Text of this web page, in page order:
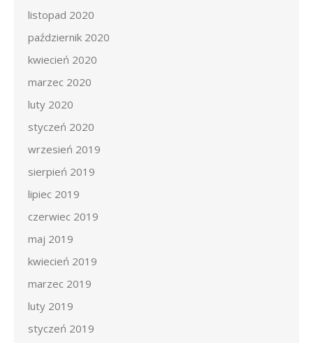
listopad 2020
październik 2020
kwiecień 2020
marzec 2020
luty 2020
styczeń 2020
wrzesień 2019
sierpień 2019
lipiec 2019
czerwiec 2019
maj 2019
kwiecień 2019
marzec 2019
luty 2019
styczeń 2019